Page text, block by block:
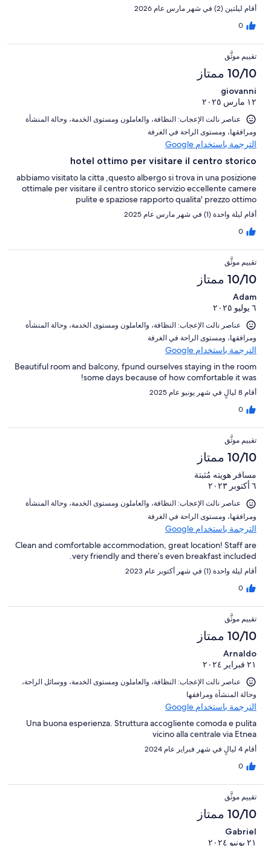
أقام ليلتين (2) في شهر مارس عام 2026
0
تقييم موثَّق
10/10 ممتاز
giovanni
١٢ مارس ٢٠٢٥
عناصر نالت الإعجاب: ⁦النظافة⁩، و⁦العاملون ومستوى الخدمة⁩، و⁦حالة المنشأة
ومرافقها⁩، و⁦مستوى الراحة في الغرفة⁩
الترجمة باستخدام Google
hotel ottimo per visitare il centro storico
abbiamo visitato la citta ,questo albergo si trova in una posizione
ottimale per visitare il centro storico servizio eccellente camere
pulite e spaziose rapporto qualita' prezzo ottimo
أقام ليلة واحدة (1) في شهر مارس عام 2025
0
تقييم موثَّق
10/10 ممتاز
Adam
٦ يوليو ٢٠٢٥
عناصر نالت الإعجاب: ⁦النظافة⁩، و⁦العاملون ومستوى الخدمة⁩، و⁦حالة المنشأة
ومرافقها⁩، و⁦مستوى الراحة في الغرفة⁩
الترجمة باستخدام Google
Beautiful room and balcony, fpund ourselves staying in the room
some days because of how comfortable it was!
أقام 8 ليالٍ في شهر يونيو عام 2025
0
تقييم موثَّق
10/10 ممتاز
مسافر هويته مُثبتة
٦ أكتوبر ٢٠٢٣
عناصر نالت الإعجاب: ⁦النظافة⁩، و⁦العاملون ومستوى الخدمة⁩، و⁦حالة المنشأة
ومرافقها⁩، و⁦مستوى الراحة في الغرفة⁩
الترجمة باستخدام Google
Clean and comfortable accommodation, great location! Staff are
very friendly and there’s even breakfast included.
أقام ليلة واحدة (1) في شهر أكتوبر عام 2023
0
تقييم موثَّق
10/10 ممتاز
Arnaldo
٢١ فبراير ٢٠٢٤
عناصر نالت الإعجاب: ⁦النظافة⁩، و⁦العاملون ومستوى الخدمة⁩، و⁦وسائل الراحة⁩،
و⁦حالة المنشأة ومرافقها⁩
الترجمة باستخدام Google
Una buona esperienza. Struttura accogliente comoda e pulita
vicino alla centrale via Etnea
أقام 4 ليالٍ في شهر فبراير عام 2024
0
تقييم موثَّق
10/10 ممتاز
Gabriel
٢١ يونيو ٢٠٢٤